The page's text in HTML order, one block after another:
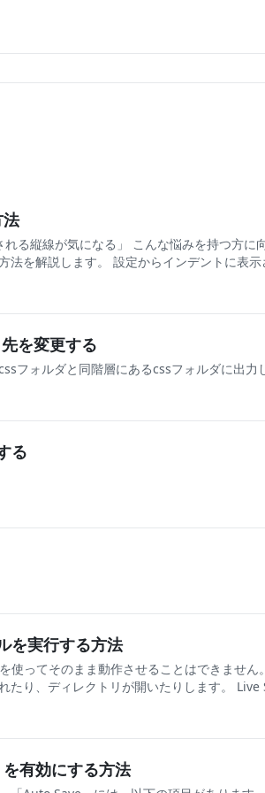
れる縦線が気になる」 こんな悩みを持つ方に
法を解説します。 設定からインデントに表
を変更する
フォルダと同階層にあるcssフォルダに出力
る
を実行する方法
使ってそのまま動作させることはできません
たり、ディレクトリが開いたりします。 Live
有効にする方法